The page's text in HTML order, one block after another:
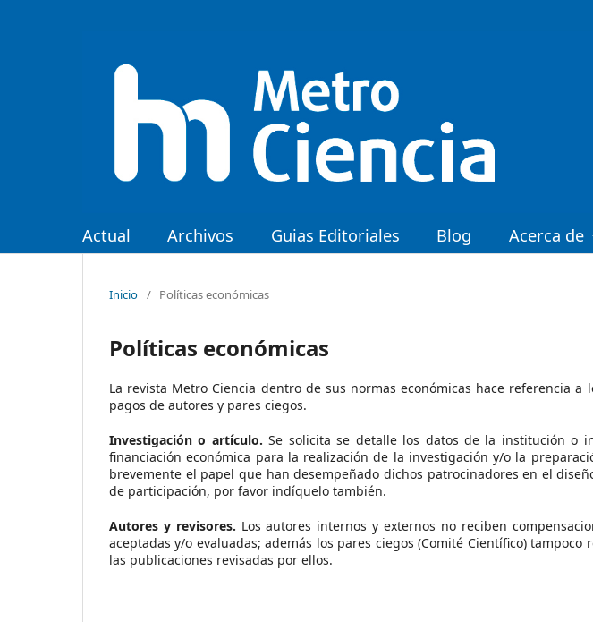
Actual Archivos Guias Editoriales Blog Acerca de
Inicio / Políticas económicas
Políticas económicas
La revista Metro Ciencia dentro de sus normas económicas hace referencia a
pagos de autores y pares ciegos.
Investigación o artículo.Se solicita se detalle los datos de la institución o
financiación económica para la realización de la investigación y/o la
brevemente el papel que han desempeñado dichos patrocinadores en el
de participación, por favor indíquelo también.
Autores y revisores. Los autores internos y externos no reciben
aceptadas y/o evaluadas; además los pares ciegos (Comité Científico)
las publicaciones revisadas por ellos.